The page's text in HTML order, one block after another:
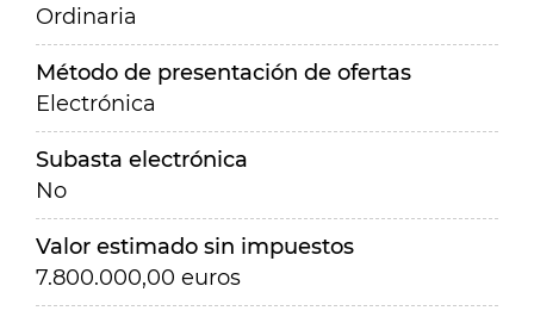
Ordinaria
Método de presentación de ofertas
Electrónica
Subasta electrónica
No
Valor estimado sin impuestos
7.800.000,00 euros